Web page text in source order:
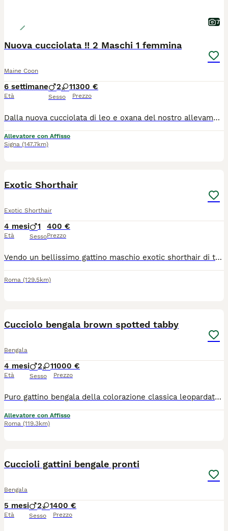
7
Nuova cucciolata !! 2 Maschi 1 femmina
Maine Coon
6 settimane
Età
2 1
Sesso
1300 €
Prezzo
Dalla nuova cucciolata di leo e oxana del nostro allevamento, sono disponibili alla prenotazione 3 gattini 2 maschi (Black Tabby with White) 1 femmina (Black Tortie with White) i gattini verrano ceduti a fine settembre dopo 3 mesi e una settimana in cui saranno abituati al contatto umano ai bambini alle aspirapolveri e alla vita in famiglia in generale. Verranno ceduti sverminati, vaccinati, con microchip e pedigree afi-wcf. Genitori esenti da patologie e sempre visibili presso il nostro allevamento. Foto dei gattini a 14 giorni
Allevatore con Affisso
Signa (147.7km)
Exotic Shorthair
Exotic Shorthair
4 mesi
Età
1
Sesso
400 €
Prezzo
Vendo un bellissimo gattino maschio exotic shorthair di tre mesi nato in casa con genitori visibili, è di colore bianco e rosso. Già sverminato e con il primo vaccino con libretto sanitario, per chi fosse interessato mi contatti telefonicamente al n: 3425778503 Claudio, prezzo 400€ non perditempo ma si richiede la massima serietà grazie.
Roma (129.5km)
Cucciolo bengala brown spotted tabby
Bengala
4 mesi
Età
2 1
Sesso
1000 €
Prezzo
Puro gattino bengala della colorazione classica leopardata Brown spotted tabby di 3 mesi , molto affettuoso , dolce , giocherellone , educato alla lettiera e tiragraffi, va d'accordo con altri animali , ama dormire e giocare con i bambini . Per tutte le info chiamare al numero 392 372 28 42 Allevamento Benglamur a Roma , consegna tutta Italia, gatti di alta genealogia, controllati per le malattie genetiche ed infettive . Abbiamo i cuccioli a partire di 800 euro , per ulteriori informazioni contattaci
Allevatore con Affisso
Roma (119.3km)
Cuccioli gattini bengale pronti
Bengala
5 mesi
Età
2 1
Sesso
400 €
Prezzo